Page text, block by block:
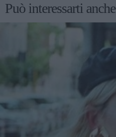
Può interessarti anche